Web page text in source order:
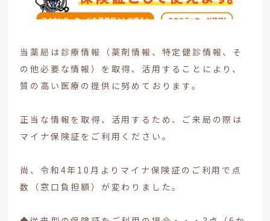
当薬局は診療情報（薬剤情報、特定健診情報、そ
の他必要な情報）を取得、活用することにより、
質の高い医療の提供に努めております。
正当な情報を取得、活用するため、ご来局の際は
マイナ保険証をご利用ください。
尚、令和4年10月よりマイナ保険証のご利用で点
数（窓口負担額）が変わりました。